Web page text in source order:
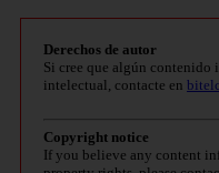
Derechos de autor
Si cree que algún contenido
intelectual, contacte en
Copyright notice
If you believe any content